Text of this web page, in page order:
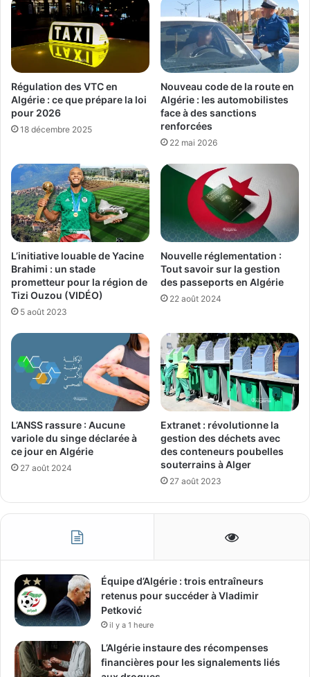
Régulation des VTC en
Algérie : ce que prépare la loi
pour 2026
18 décembre 2025
Nouveau code de la route en
Algérie : les automobilistes
face à des sanctions
renforcées
22 mai 2026
L’initiative louable de Yacine
Brahimi : un stade
prometteur pour la région de
Tizi Ouzou (VIDÉO)
5 août 2023
Nouvelle réglementation :
Tout savoir sur la gestion
des passeports en Algérie
22 août 2024
L’ANSS rassure : Aucune
variole du singe déclarée à
ce jour en Algérie
27 août 2024
Extranet : révolutionne la
gestion des déchets avec
des conteneurs poubelles
souterrains à Alger
27 août 2023
Équipe d’Algérie : trois entraîneurs
retenus pour succéder à Vladimir
Petković
il y a 1 heure
L’Algérie instaure des récompenses
financières pour les signalements liés